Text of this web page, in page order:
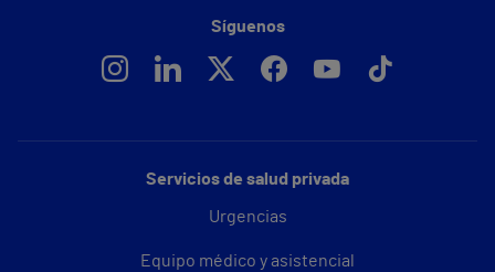
Servicios de salud privada
Urgencias
Equipo médico y asistencial
Síguenos